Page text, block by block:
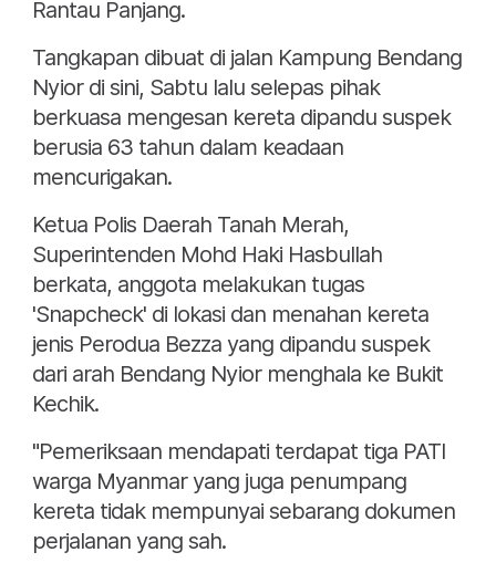
Rantau Panjang.
Tangkapan dibuat di jalan Kampung Bendang
Nyior di sini, Sabtu lalu selepas pihak
berkuasa mengesan kereta dipandu suspek
berusia 63 tahun dalam keadaan
mencurigakan.
Ketua Polis Daerah Tanah Merah,
Superintenden Mohd Haki Hasbullah
berkata, anggota melakukan tugas
'Snapcheck' di lokasi dan menahan kereta
jenis Perodua Bezza yang dipandu suspek
dari arah Bendang Nyior menghala ke Bukit
Kechik.
"Pemeriksaan mendapati terdapat tiga PATI
warga Myanmar yang juga penumpang
kereta tidak mempunyai sebarang dokumen
perjalanan yang sah.